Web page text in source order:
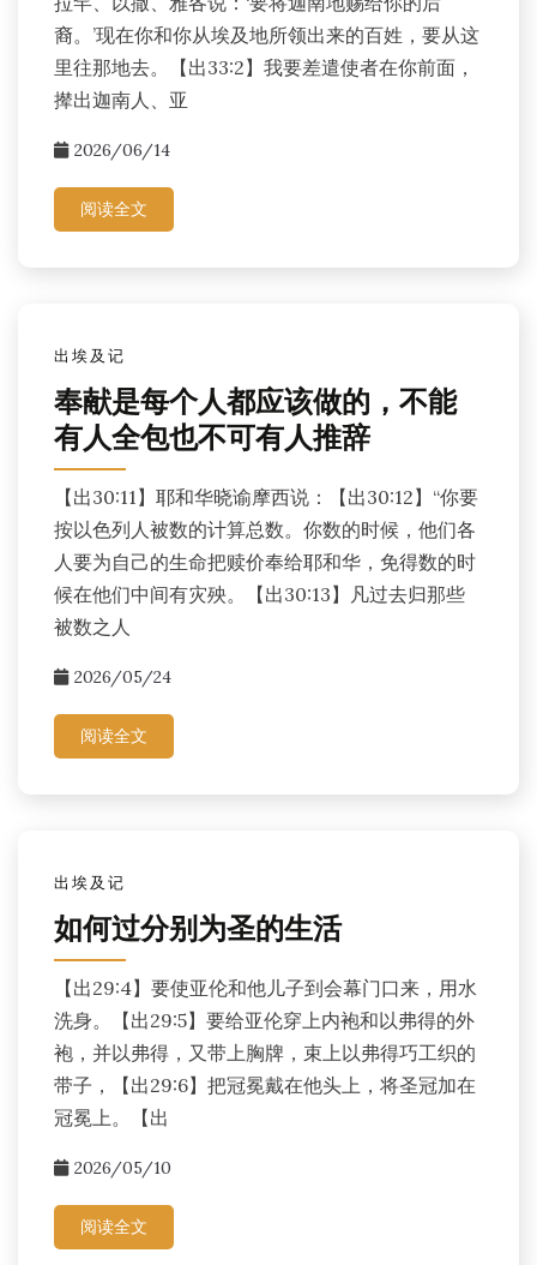
裔。’现在你和你从埃及地所领出来的百姓，要从这
里往那地去。【出33:2】我要差遣使者在你前面，
撵出迦南人、亚
2026/06/14
阅读全文
出埃及记
奉献是每个人都应该做的，不能
有人全包也不可有人推辞
【出30:11】耶和华晓谕摩西说：【出30:12】“你要
按以色列人被数的计算总数。你数的时候，他们各
人要为自己的生命把赎价奉给耶和华，免得数的时
候在他们中间有灾殃。【出30:13】凡过去归那些
被数之人
2026/05/24
阅读全文
出埃及记
如何过分别为圣的生活
【出29:4】要使亚伦和他儿子到会幕门口来，用水
洗身。【出29:5】要给亚伦穿上内袍和以弗得的外
袍，并以弗得，又带上胸牌，束上以弗得巧工织的
带子，【出29:6】把冠冕戴在他头上，将圣冠加在
冠冕上。【出
2026/05/10
阅读全文